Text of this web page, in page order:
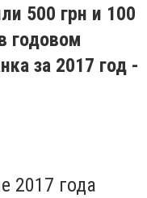
500 грн и 100
годовом
за 2017 год -
2017 года